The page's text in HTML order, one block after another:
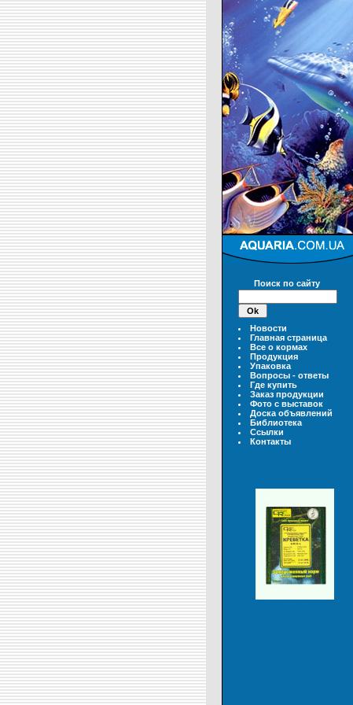
Поиск по сайту
Новости
Главная страница
Все о кормах
Продукция
Упаковка
Вопросы - ответы
Где купить
Заказ продукции
Фото с выставок
Доска объявлений
Библиотека
Ссылки
Контакты